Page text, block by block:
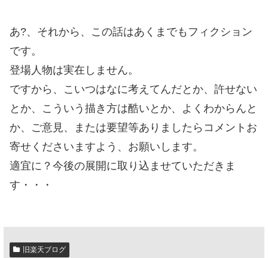
あ?、それから、この話はあくまでもフィクション
です。
登場人物は実在しません。
ですから、こいつはなに考えてんだとか、許せない
とか、こういう描き方は酷いとか、よくわからんと
か、ご意見、または要望等ありましたらコメントお
寄せくださいますよう、お願いします。
適宜に？今後の展開に取り込ませていただきま
す・・・
旧楽天ブログ